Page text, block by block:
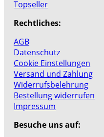
Topseller
Rechtliches:
AGB
Datenschutz
Cookie Einstellungen
Versand und Zahlung
Widerrufsbelehrung
Bestellung widerrufen
Impressum
Besuche uns auf: